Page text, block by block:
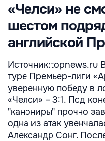
«Челси» не
шестом
английской
Источник:topnews.ru
туре Премьер-лиги
уверенную победу в
«Челси» – 3:1. Под
"канониры" прочно
одна из атак
Александр Сонг.